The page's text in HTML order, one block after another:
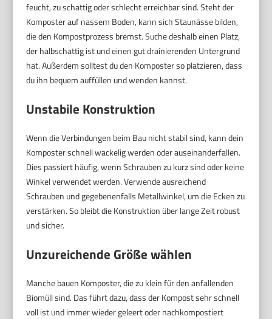
feucht, zu schattig oder schlecht erreichbar sind. Steht der
Komposter auf nassem Boden, kann sich Staunässe bilden,
die den Kompostprozess bremst. Suche deshalb einen Platz,
der halbschattig ist und einen gut drainierenden Untergrund
hat. Außerdem solltest du den Komposter so platzieren, dass
du ihn bequem auffüllen und wenden kannst.
Unstabile Konstruktion
Wenn die Verbindungen beim Bau nicht stabil sind, kann dein
Komposter schnell wackelig werden oder auseinanderfallen.
Dies passiert häufig, wenn Schrauben zu kurz sind oder keine
Winkel verwendet werden. Verwende ausreichend
Schrauben und gegebenenfalls Metallwinkel, um die Ecken zu
verstärken. So bleibt die Konstruktion über lange Zeit robust
und sicher.
Unzureichende Größe wählen
Manche bauen Komposter, die zu klein für den anfallenden
Biomüll sind. Das führt dazu, dass der Kompost sehr schnell
voll ist und immer wieder geleert oder nachkompostiert